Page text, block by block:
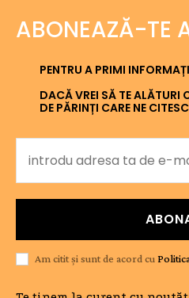
ABONEAZĂ-TE
PENTRU A PRIMI
DACĂ VREI SĂ TE
DE PĂRINȚI CARE NE
Am citit și sunt de acord cu